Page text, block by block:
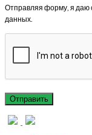
Отправляя форму, я даю
данных.